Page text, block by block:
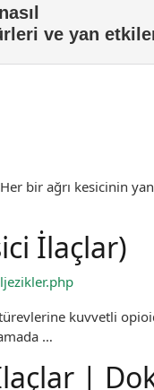
bir ağrı kesicinin
İlaçlar)
kuvvetli
…
|